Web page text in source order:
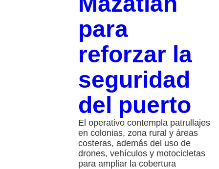
para
reforzar la
seguridad
del puerto
El operativo contempla patrullajes
en colonias, zona rural y áreas
costeras, además del uso de
drones, vehículos y motocicletas
para ampliar la cobertura